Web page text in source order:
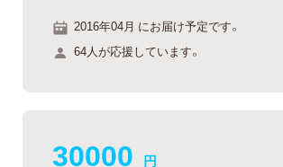
2016年04月 にお届け予定です。
64人が応援しています。
30000 円